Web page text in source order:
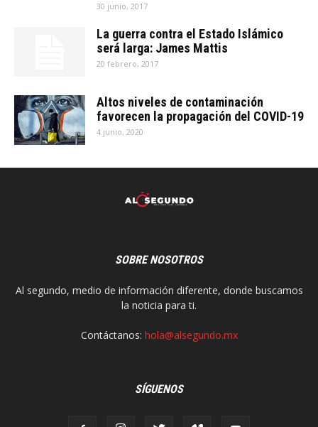
30 junio, 2017
La guerra contra el Estado Islámico
será larga: James Mattis
20 febrero, 2017
Altos niveles de contaminación
favorecen la propagación del COVID-19
4 junio, 2020
SOBRE NOSOTROS
Al segundo, medio de información diferente, donde buscamos
la noticia para ti.
Contáctanos: hola@alsegundo.mx
SÍGUENOS